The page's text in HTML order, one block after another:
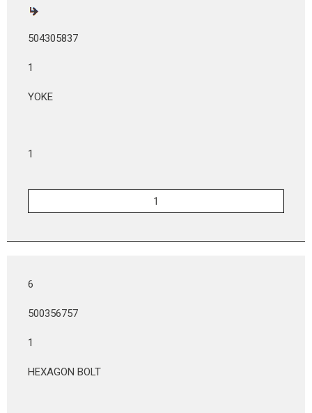
504305837
1
YOKE
1
6
500356757
1
HEXAGON BOLT